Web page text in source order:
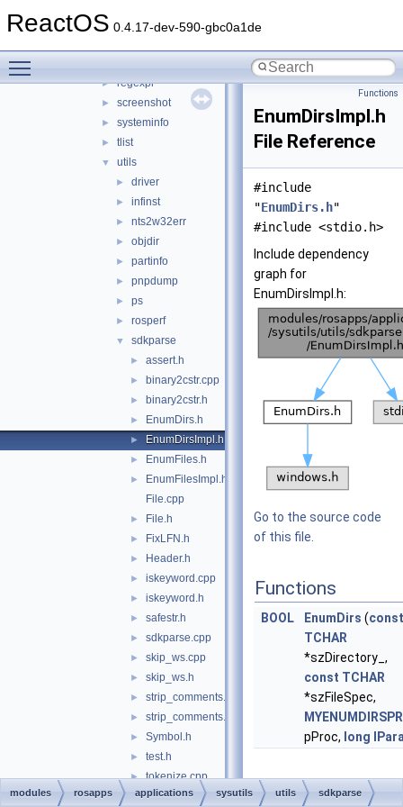
ReactOS 0.4.17-dev-590-gbc0a1de
► lsdd
► regexpl
► screenshot
► systeminfo
► tlist
▼ utils
► driver
► infinst
► nts2w32err
► objdir
► partinfo
► pnpdump
► ps
► rosperf
▼ sdkparse
► assert.h
► binary2cstr.cpp
► binary2cstr.h
► EnumDirs.h
► EnumDirsImpl.h
► EnumFiles.h
►
EnumFilesImpl.h
File.cpp
► File.h
► FixLFN.h
► Header.h
► iskeyword.cpp
► iskeyword.h
► safestr.h
► sdkparse.cpp
► skip_ws.cpp
► skip_ws.h
► strip_comments.cpp
► strip_comments.h
► Symbol.h
► test.h
► tokenize.cpp
► tokenize.h
Functions
EnumDirsImpl.h
File Reference
#include
"EnumDirs.h"
#include <stdio.h>
Include dependency
graph for
EnumDirsImpl.h:
Go to the source code
of this file.
Functions
BOOL EnumDirs (const
TCHAR
*szDirectory_,
const TCHAR
*szFileSpec,
pProc, long
Function
modules rosapps applications sysutils utils sdkparse